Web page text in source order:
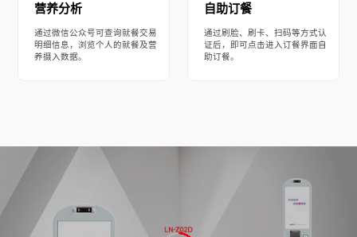
营养分析
通过微信公众号可查询就餐交易
明细信息，浏览个人的就餐及营
养摄入数据。
自助订餐
通过刷脸、刷卡、扫码等方式认
证后，即可点击进入订餐界面自
助订餐。